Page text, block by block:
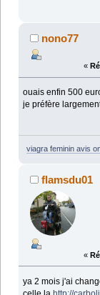
nono77
«
ouais enfin 500
je préfère
viagra feminin avis
flamsdu01
«
ya 2 mois j'ai